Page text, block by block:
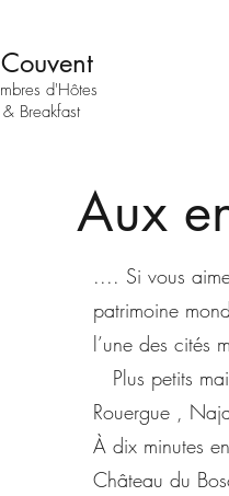
d'Hôtes
Breakfast
Aux
.... Si vous
patrimoine
l’une des cités
Plus petits
Rouergue ,
À dix minutes
Château du